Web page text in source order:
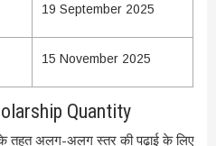
19 September 2025
15 November 2025
Quantity
अलग-अलग स्तर की पढ़ाई के लिए